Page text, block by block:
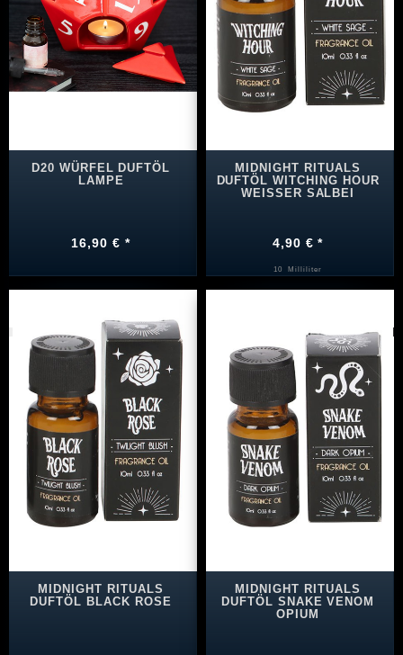
D20 WÜRFEL DUFTÖL
LAMPE
16,90 € *
MIDNIGHT RITUALS
DUFTÖL WITCHING HOUR
WEISSER SALBEI
4,90 € *
10 Milliliter
MIDNIGHT RITUALS
DUFTÖL BLACK ROSE
MIDNIGHT RITUALS
DUFTÖL SNAKE VENOM
OPIUM